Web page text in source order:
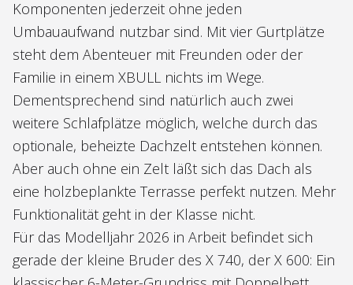
Komponenten jederzeit ohne jeden
Umbauaufwand nutzbar sind. Mit vier Gurtplätze
steht dem Abenteuer mit Freunden oder der
Familie in einem XBULL nichts im Wege.
Dementsprechend sind natürlich auch zwei
weitere Schlafplätze möglich, welche durch das
optionale, beheizte Dachzelt entstehen können.
Aber auch ohne ein Zelt läßt sich das Dach als
eine holzbeplankte Terrasse perfekt nutzen. Mehr
Funktionalität geht in der Klasse nicht.
Für das Modelljahr 2026 in Arbeit befindet sich
gerade der kleine Bruder des X 740, der X 600: Ein